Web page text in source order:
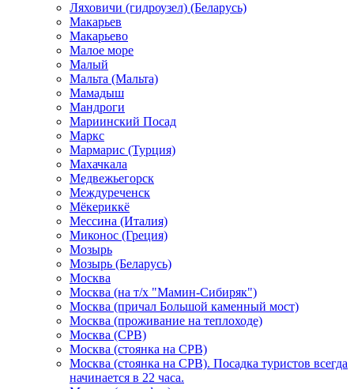
Ляховичи (гидроузел) (Беларусь)
Макарьев
Макарьево
Малое море
Малый
Мальта (Мальта)
Мамадыш
Мандроги
Мариинский Посад
Маркс
Мармарис (Турция)
Махачкала
Медвежьегорск
Междуреченск
Мёкериккё
Мессина (Италия)
Миконос (Греция)
Мозырь
Мозырь (Беларусь)
Москва
Москва (на т/х "Мамин-Сибиряк")
Москва (причал Большой каменный мост)
Москва (проживание на теплоходе)
Москва (СРВ)
Москва (стоянка на СРВ)
Москва (стоянка на СРВ). Посадка туристов всегда
начинается в 22 часа.